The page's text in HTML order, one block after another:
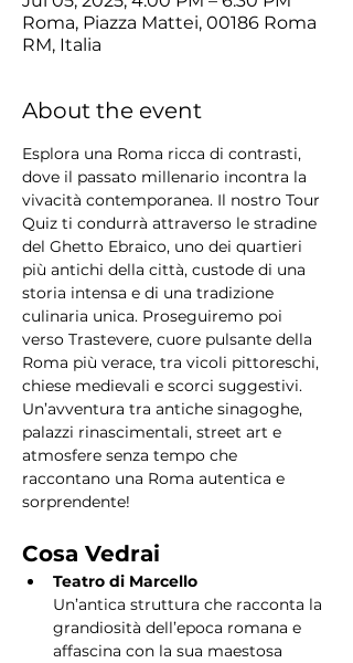
Roma, Piazza Mattei, 00186 Roma
RM, Italia
About the event
Esplora una Roma ricca di contrasti,
dove il passato millenario incontra la
vivacità contemporanea. Il nostro Tour
Quiz ti condurrà attraverso le stradine
del Ghetto Ebraico, uno dei quartieri
più antichi della città, custode di una
storia intensa e di una tradizione
culinaria unica. Proseguiremo poi
verso Trastevere, cuore pulsante della
Roma più verace, tra vicoli pittoreschi,
chiese medievali e scorci suggestivi.
Un’avventura tra antiche sinagoghe,
palazzi rinascimentali, street art e
atmosfere senza tempo che
raccontano una Roma autentica e
sorprendente!
Cosa Vedrai
Teatro di Marcello
Un’antica struttura che racconta la
grandiosità dell’epoca romana e
affascina con la sua maestosa